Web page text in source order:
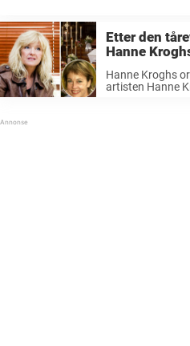
Etter den
Hanne
Hanne Kroghs
artisten Hanne